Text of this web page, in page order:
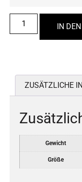
IN
ZUSÄTZLICHE
Gewicht
Größe